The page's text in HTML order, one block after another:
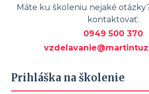
Máte ku školeniu nejaké
kontaktovať:
0949 500 370
Prihláška na školenie